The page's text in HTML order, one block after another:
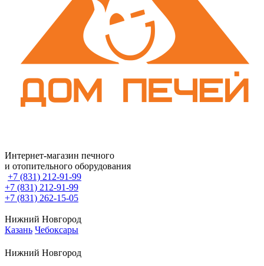
Интернет-магазин печного
и отопительного оборудования
+7 (831) 212-91-99
+7 (831) 212-91-99
+7 (831) 262-15-05
Нижний Новгород
Казань Чебоксары
Нижний Новгород